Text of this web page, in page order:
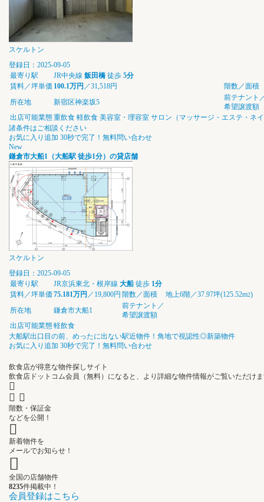
スケルトン
登録日：2025-09-05
最寄り駅
JR中央線 飯田橋 徒歩 5分
賃料／坪単価 100.1万円 ／31,518円
階数／面積
所在地
新宿区神楽坂5
前テナント
希望譲渡額
出店可能業態重飲食 軽飲食 美容室・理容室 サロン（マッサージ・エステ・ネ
諸条件はご相談ください
お気に入り追加 30秒で完了！無料問い合わせ
New
鎌倉市大船1（大船駅 徒歩1分）の貸店舗
スケルトン
登録日：2025-09-05
最寄り駅
JR京浜東北・根岸線 大船徒歩 1分
賃料／坪単価 75.181万円 ／19,800円 階数／面積 地上6階／37.97坪(125.52m2)
所在地
鎌倉市大船1
前テナント／
希望譲渡額
出店可能業態軽飲食
大船駅出口目の前、めったに出ない駅近物件！角地で視認性◎新築物件
お気に入り追加 30秒で完了！無料問い合わせ
飲食店が得意な物件探しサイト
飲食店ドットコム会員（無料）になると、 より詳細な物件情報がご覧いただけ
階数・保証金
などを公開！
新着物件を
メールでお知らせ！
全国の店舗物件
8235件掲載中！
会員登録はこちら